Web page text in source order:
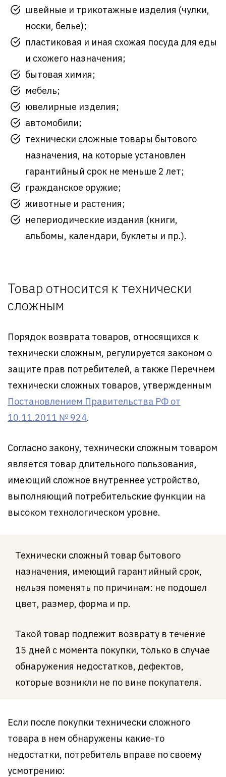
швейные и трикотажные изделия (чулки,
носки, белье);
пластиковая и иная схожая посуда для еды
и схожего назначения;
бытовая химия;
мебель;
ювелирные изделия;
автомобили;
технически сложные товары бытового
назначения, на которые установлен
гарантийный срок не меньше 2 лет;
гражданское оружие;
животные и растения;
непериодические издания (книги,
альбомы, календари, буклеты и пр.).
Товар относится к технически
сложным
Порядок возврата товаров, относящихся к
технически сложным, регулируется законом о
защите прав потребителей, а также Перечнем
технически сложных товаров, утвержденным
Постановлением Правительства РФ от
10.11.2011 № 924.
Согласно закону, технически сложным товаром
является товар длительного пользования,
имеющий сложное внутреннее устройство,
выполняющий потребительские функции на
высоком технологическом уровне.
Технически сложный товар бытового
назначения, имеющий гарантийный срок,
нельзя поменять по причинам: не подошел
цвет, размер, форма и пр.
Такой товар подлежит возврату в течение
15 дней с момента покупки, только в случае
обнаружения недостатков, дефектов,
которые возникли не по вине покупателя.
Если после покупки технически сложного
товара в нем обнаружены какие-то
недостатки, потребитель вправе по своему
усмотрению: